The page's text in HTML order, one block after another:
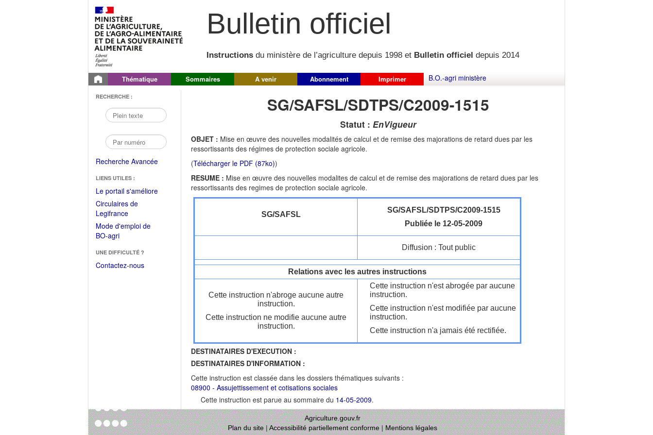
Bulletin officiel
Instructions du ministère de l’agriculture depuis 1998 et Bulletin officiel depuis 2014
Thématique Sommaires A venir Abonnement Imprimer B.O.-agri ministère
RECHERCHE :
Recherche Avancée
LIENS UTILES :
Le portail s'améliore(Fichier
Circulaires de
Legifrance(Ouvrir
dans
une
fenêtre)
Mode d'emploi de
BO-agri(Ouvrir
une
nouvelle
UNE DIFFICULTÉ ?
Contactez-nous
SG/SAFSL/SDTPS/C2009-1515
Statut : EnVigueur
OBJET : Mise en œuvre des nouvelles modalités de calcul et de remise des majorations de retard dues par les
ressortissants des régimes de protection sociale agricole.
(Télécharger le PDF (87ko))
RESUME : Mise en œuvre des nouvelles modalites de calcul et de remise des majorations de retard dues par les
ressortissants des regimes de protection sociale agricole.
SG/SAFSL
SG/SAFSL/SDTPS/C2009-1515
Publiée le 12-05-2009
Diffusion : Tout public
Relations avec les autres instructions
Cette instruction n'abroge aucune autre
instruction.
Cette instruction ne modifie aucune autre
instruction.
Cette instruction n'est abrogée par aucune
instruction.
Cette instruction n'est modifiée par aucune
instruction.
Cette instruction n'a jamais été rectifiée.
DESTINATAIRES D'EXECUTION :
DESTINATAIRES D'INFORMATION :
Cette instruction est classée dans les dossiers thématiques suivants :
08900 - Assujettissement et cotisations sociales
Cette instruction est parue au sommaire du 14-05-2009.
Agriculture.gouv.fr
Plan du site|Accessibilité partiellement conforme|Mentions légales